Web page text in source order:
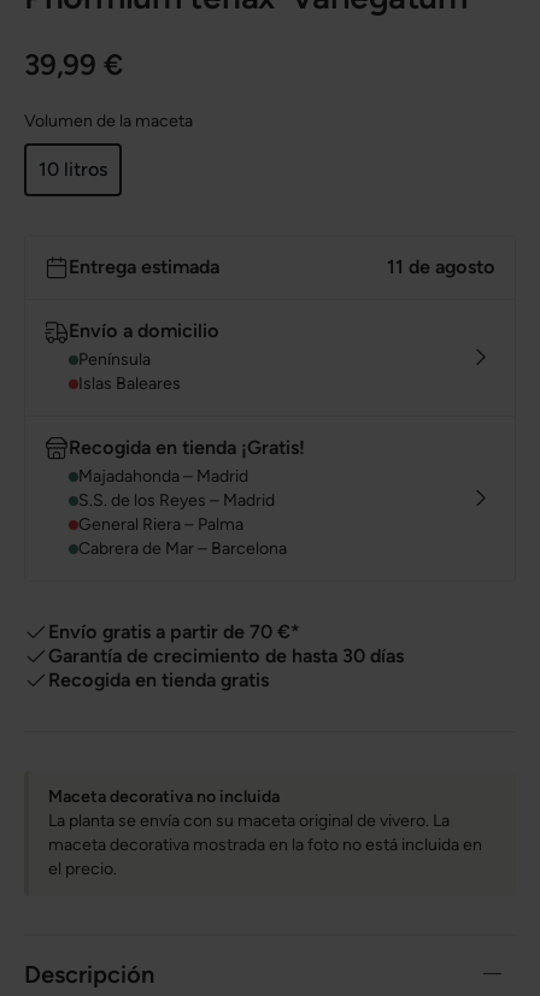
39,99 €
Volumen de la maceta
10 litros
Entrega estimada 11 de agosto
Envío a domicilio
Península
Islas Baleares
Recogida en tienda ¡Gratis!
Majadahonda – Madrid
S.S. de los Reyes – Madrid
General Riera – Palma
Cabrera de Mar – Barcelona
Envío gratis a partir de 70 €*
Garantía de crecimiento de hasta 30 días
Recogida en tienda gratis
Maceta decorativa no incluida
La planta se envía con su maceta original de vivero. La
maceta decorativa mostrada en la foto no está incluida en
el precio.
Descripción